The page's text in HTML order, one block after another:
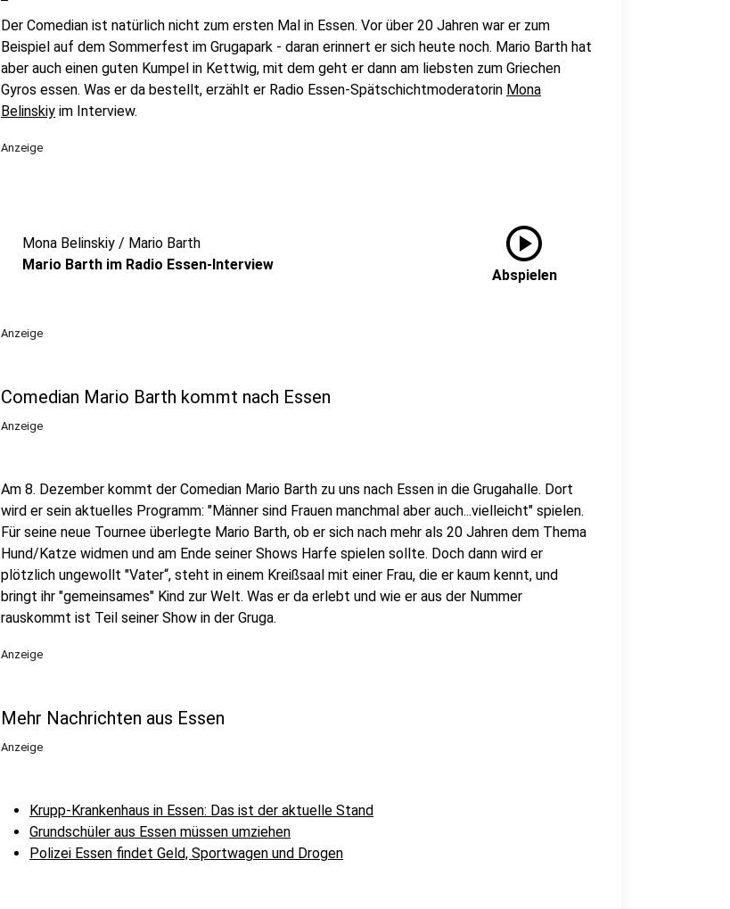
Der Comedian ist natürlich nicht zum ersten Mal in Essen. Vor über 20 Jahren war er zum
Beispiel auf dem Sommerfest im Grugapark - daran erinnert er sich heute noch. Mario Barth hat
aber auch einen guten Kumpel in Kettwig, mit dem geht er dann am liebsten zum Griechen
Gyros essen. Was er da bestellt, erzählt er Radio Essen-Spätschichtmoderatorin Mona
Belinskiy im Interview.
Anzeige
Mona Belinskiy / Mario Barth
Mario Barth im Radio Essen-Interview
play_circle
Abspielen
Anzeige
Comedian Mario Barth kommt nach Essen
Anzeige
Am 8. Dezember kommt der Comedian Mario Barth zu uns nach Essen in die Grugahalle. Dort
wird er sein aktuelles Programm: "Männer sind Frauen manchmal aber auch...vielleicht" spielen.
Für seine neue Tournee überlegte Mario Barth, ob er sich nach mehr als 20 Jahren dem Thema
Hund/Katze widmen und am Ende seiner Shows Harfe spielen sollte. Doch dann wird er
plötzlich ungewollt "Vater“, steht in einem Kreißsaal mit einer Frau, die er kaum kennt, und
bringt ihr "gemeinsames" Kind zur Welt. Was er da erlebt und wie er aus der Nummer
rauskommt ist Teil seiner Show in der Gruga.
Anzeige
Mehr Nachrichten aus Essen
Anzeige
Krupp-Krankenhaus in Essen: Das ist der aktuelle Stand
Grundschüler aus Essen müssen umziehen
Polizei Essen findet Geld, Sportwagen und Drogen